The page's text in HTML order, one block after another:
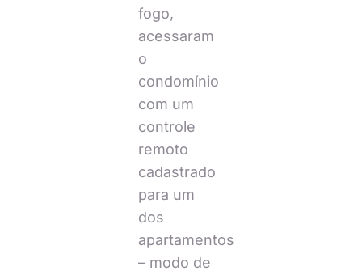
fogo,
acessaram
o
condomínio
com um
controle
remoto
cadastrado
para um
dos
apartamentos
– modo de